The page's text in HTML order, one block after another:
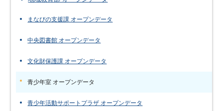
まなびの支援課 オープンデータ
中央図書館 オープンデータ
文化財保護課 オープンデータ
青少年室 オープンデータ
青少年活動サポートプラザ オープンデータ